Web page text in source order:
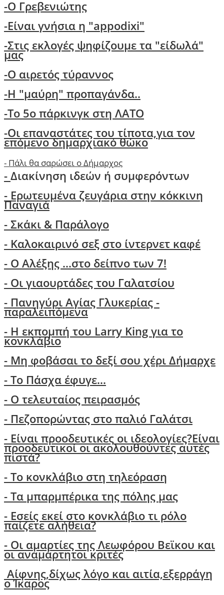
-O Γρεβενιώτης
-Είναι γνήσια η "appodixi"
-Στις εκλογές ψηφίζουμε τα "είδωλά"
μας
-Ο αιρετός τύραννος
-H "μαύρη" προπαγάνδα..
-Το 5ο πάρκινγκ στη ΛΑΤΟ
-Οι επαναστάτες του τίποτα,για τον
επόμενο δημαρχιακό θώκο
- Πάλι θα σαρώσει ο Δήμαρχος
-Διακίνηση ιδεών ή συμφερόντων
- Ερωτευμένα ζευγάρια στην κόκκινη
Παναγιά
- Σκάκι & Παράλογο
- Kαλοκαιρινό σεξ στο ίντερνετ καφέ
- Ο Aλέξης ...στο δείπνο των 7!
- Οι γιαουρτάδες του Γαλατσίου
- Πανηγύρι Αγίας Γλυκερίας -
παραλειπόμενα
- Η εκπομπή του Larry King για το
κονκλάβιο
- Μη φοβάσαι το δεξί σου χέρι Δήμαρχε
-Το Πάσχα έφυγε...
- Ο τελευταίος πειρασμός
- Πεζοπορώντας στο παλιό Γαλάτσι
- Είναι προοδευτικές οι ιδεολογίες?Είναι
προοδευτικοί οι ακολουθούντες αυτές
πιστά?
- Τo κονκλάβιο στη τηλεόραση
- Τα μπαρμπέρικα της πόλης μας
- Εσείς εκεί στο κονκλάβιο τι ρόλο
παίζετε αλήθεια?
- Οι αμαρτίες της Λεωφόρου Βεϊκου και
οι αναμάρτητοι κριτές
Αίφνης,δίχως λόγο και αιτία,εξερράγη
ο Ίκαρος